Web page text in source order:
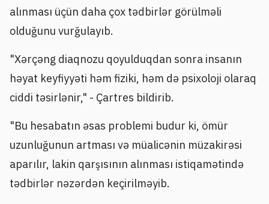
alınması üçün daha çox tədbirlər görülməli
olduğunu vurğulayıb.
"Xərçəng diaqnozu qoyulduqdan sonra insanın
həyat keyfiyyəti həm fiziki, həm də psixoloji olaraq
ciddi təsirlənir," - Çartres bildirib.
"Bu hesabatın əsas problemi budur ki, ömür
uzunluğunun artması və müalicənin müzakirəsi
aparılır, lakin qarşısının alınması istiqamətində
tədbirlər nəzərdən keçirilməyib.